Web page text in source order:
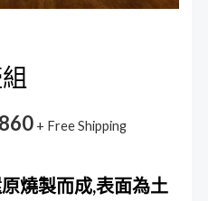
+ Free Shipping
燒製而成,表面為土